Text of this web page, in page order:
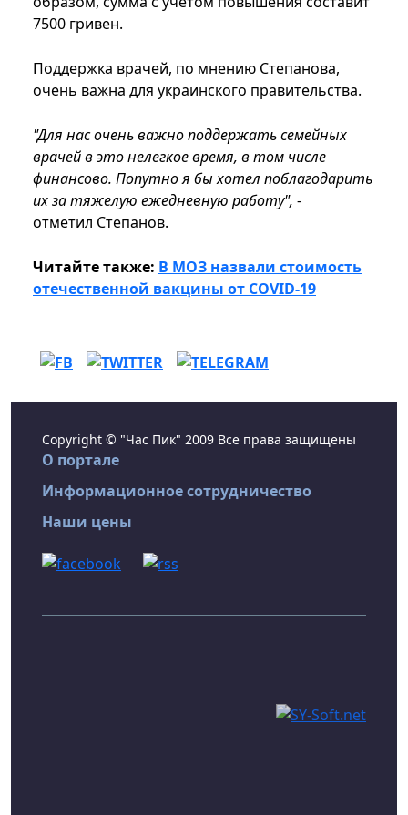
7500 гривен.
Поддержка врачей, по мнению Степанова,
очень важна для украинского правительства.
"Для нас очень важно поддержать семейных
врачей в это нелегкое время, в том числе
финансово. Попутно я бы хотел поблагодарить
их за тяжелую ежедневную работу", -
отметил Степанов.
Читайте также: В МОЗ назвали стоимость
отечественной вакцины от COVID-19
Copyright © "Час Пик" 2009 Все права защищены
О портале
Информационное сотрудничество
Наши цены